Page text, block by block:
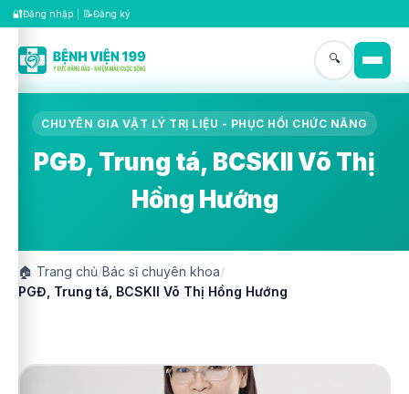
🔐Đăng nhập 📝Đăng ký
🔍
CHUYÊN GIA VẬT LÝ TRỊ LIỆU - PHỤC HỒI CHỨC NĂNG
PGĐ, Trung tá, BCSKII Võ Thị
Hồng Hướng
🏠 Trang chủ/Bác sĩ chuyên khoa/
PGĐ, Trung tá, BCSKII Võ Thị Hồng Hướng